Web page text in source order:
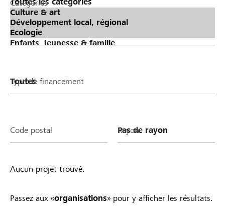
Catégories
Type de financement
Code postal Rayon
Aucun projet trouvé.
Passez aux «organisations» pour y afficher les résultats.